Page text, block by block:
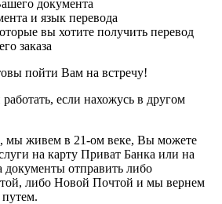
документа
и язык перевода
вы хотите получить перевод
заказа
пойти Вам на встречу!
если нахожусь в другом
мы живем в 21-ом веке, Вы можете
на карту Приват Банка или на
документы отправить либо
либо Новой Почтой и мы вернем